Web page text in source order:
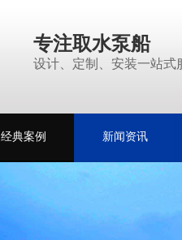
专注取水泵船
设计、定制、安装一站式
经典案例 新闻资讯